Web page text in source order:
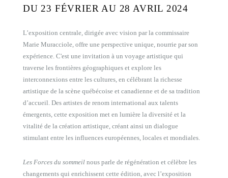
DU 23 FÉVRIER AU 28 AVRIL 2024
L’exposition centrale, dirigée avec vision par la commissaire
Marie Muracciole, offre une perspective unique, nourrie par son
expérience. C'est une invitation à un voyage artistique qui
traverse les frontières géographiques et explore les
interconnexions entre les cultures, en célébrant la richesse
artistique de la scène québécoise et canadienne et de sa tradition
d’accueil. Des artistes de renom international aux talents
émergents, cette exposition met en lumière la diversité et la
vitalité de la création artistique, créant ainsi un dialogue
stimulant entre les influences européennes, locales et mondiales.
Les Forces du sommeil nous parle de régénération et célèbre les
changements qui enrichissent cette édition, avec l’exposition